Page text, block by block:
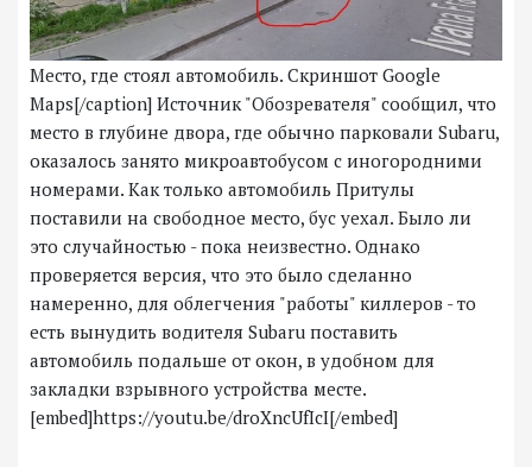
Место, где стоял автомобиль. Скриншот Google
Maps[/caption] Источник "Обозревателя" сообщил, что
место в глубине двора, где обычно парковали Subaru,
оказалось занято микроавтобусом с иногородними
номерами. Как только автомобиль Притулы
поставили на свободное место, бус уехал. Было ли
это случайностью - пока неизвестно. Однако
проверяется версия, что это было сделанно
намеренно, для облегчения "работы" киллеров - то
есть вынудить водителя Subaru поставить
автомобиль подальше от окон, в удобном для
закладки взрывного устройства месте.
[embed]https://youtu.be/droXncUfIcI[/embed]